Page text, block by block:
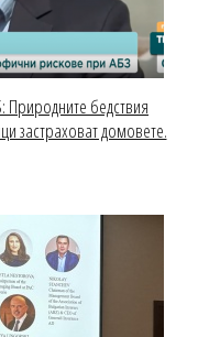
Природните бедствия
застраховат домовете.